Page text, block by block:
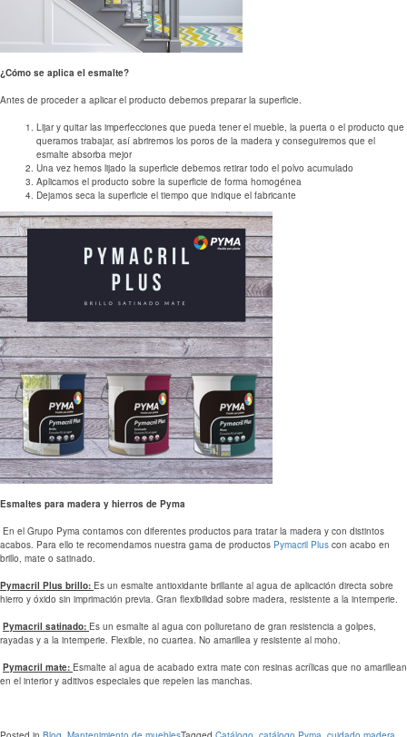
¿Cómo se aplica el esmalte?
Antes de proceder a aplicar el producto debemos preparar la superficie.
Lijar y quitar las imperfecciones que pueda tener el mueble, la puerta o el producto que
queramos trabajar, así abriremos los poros de la madera y conseguiremos que el
esmalte absorba mejor
Una vez hemos lijado la superficie debemos retirar todo el polvo acumulado
Aplicamos el producto sobre la superficie de forma homogénea
Dejamos seca la superficie el tiempo que indique el fabricante
Esmaltes para madera y hierros de Pyma
En el Grupo Pyma contamos con diferentes productos para tratar la madera y con distintos
acabos. Para ello te recomendamos nuestra gama de productos Pymacril Plus con acabo en
brillo, mate o satinado.
Pymacril Plus brillo: Es un esmalte antioxidante brillante al agua de aplicación directa sobre
hierro y óxido sin imprimación previa. Gran flexibilidad sobre madera, resistente a la intemperie.
Pymacril satinado: Es un esmalte al agua con poliuretano de gran resistencia a golpes,
rayadas y a la intemperie. Flexible, no cuartea. No amarillea y resistente al moho.
Pymacril mate: Esmalte al agua de acabado extra mate con resinas acrílicas que no amarillean
en el interior y aditivos especiales que repelen las manchas.